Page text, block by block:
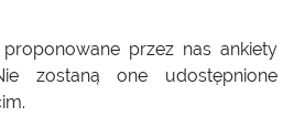
przez nas ankiety
zostaną one udostępnione